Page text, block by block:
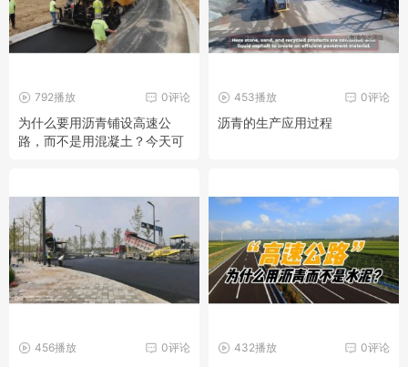
0评论
792播放
为什么要用沥青铺设高速公
路，而不是用混凝土？今天可
0评论
453播放
沥青的生产应用过程
0评论
456播放 0评论
432播放